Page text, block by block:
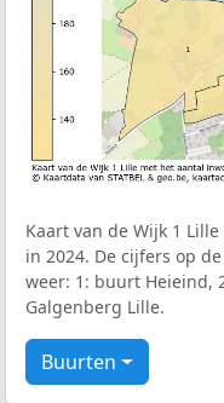
Kaart van de Wijk 1
in 2024. De cijfers op
weer: 1: buurt Heieind,
Galgenberg Lille.
Buurten